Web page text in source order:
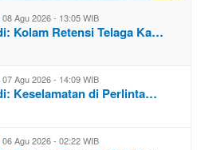
08 Agu 2026 - 13:05 WIB
Kolam Retensi Telaga Ka…
07 Agu 2026 - 14:09 WIB
Keselamatan di Perlinta…
06 Agu 2026 - 02:22 WIB